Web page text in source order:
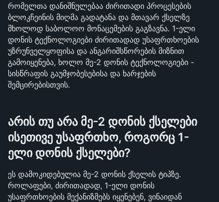
რომელთა დანიშნულებაა ძირითადი პროცესების
ბლოკჩეინის მიღმა გადატანა და მთავარ ქსელზე
მხოლოდ საბოლოო მონაცემების გაგზავნა. 1-ელი
დონის ტექნოლოგიები ძირითადად უსაფრთხოების
უზრუნველყოფისა და ანგარიშსწორების მიზნით
გამოიყენება, ხოლო მე-2 დონის ტექნოლოგიები -
სისწრაფის გაუმჯობესებისა და ხარჯების
შემცირებისთვის.
არის თუ არა მე-2 დონის ქსელები
ისეთივე უსაფრთხო, როგორც 1-
ელი დონის ქსელები?
ეს დამოკიდებულია მე-2 დონის ქსელის ტიპზე.
როლაფები, ძირითადად, 1-ელი დონის
უსაფრთხოების მექანიზმებს იყენებენ, ვინაიდან